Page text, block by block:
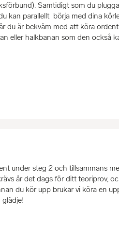
Samtidigt som du
kan parallellt börja med dina
du är bekväm med att köra
eller halkbanan som den också
under steg 2 och tillsammans
är det dags för ditt teoriprov,
du kör upp brukar vi köra en